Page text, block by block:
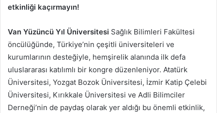
etkinliği kaçırmayın!
Van Yüzüncü Yıl Üniversitesi Sağlık Bilimleri Fakültesi
öncülüğünde, Türkiye’nin çeşitli üniversiteleri ve
kurumlarının desteğiyle, hemşirelik alanında ilk defa
uluslararası katılımlı bir kongre düzenleniyor. Atatürk
Üniversitesi, Yozgat Bozok Üniversitesi, İzmir Katip Çelebi
Üniversitesi, Kırıkkale Üniversitesi ve Adli Bilimciler
Derneği’nin de paydaş olarak yer aldığı bu önemli etkinlik,